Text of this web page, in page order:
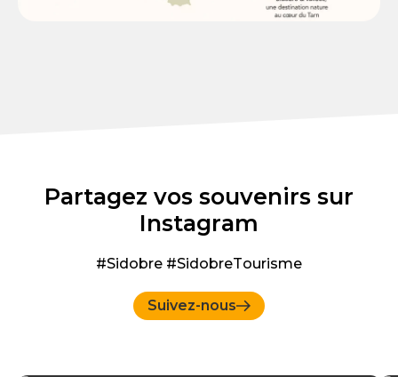
Partagez vos souvenirs sur
Instagram
#Sidobre #SidobreTourisme
Suivez-nous